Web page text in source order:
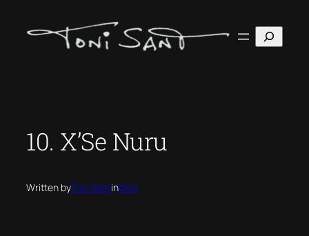
Search
10. X’Se Nuru
Written byToni SantinBlog